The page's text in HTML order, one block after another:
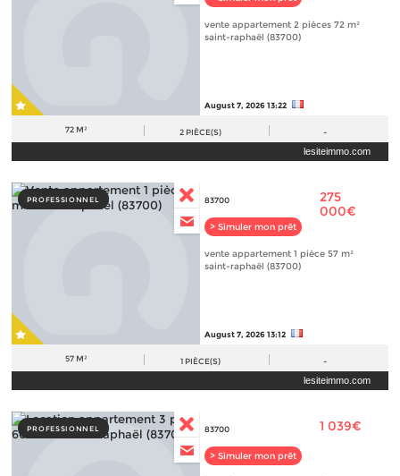
vente appartement 2 pièces 72 m²
saint-raphaël (83700)
August 7, 2026 13:22
72 M² 2 PIÈCE(S) -
lesiteimmo.com
PROFESSIONNEL 83700
> Simuler mon prêt
275
000€
vente appartement 1 pièce 57 m²
saint-raphaël (83700)
August 7, 2026 13:12
57 M² 1 PIÈCE(S) -
lesiteimmo.com
PROFESSIONNEL 83700
> Simuler mon prêt
1 039€